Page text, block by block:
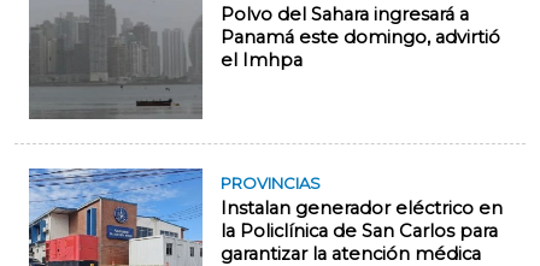
Polvo del Sahara ingresará a
Panamá este domingo, advirtió
el Imhpa
PROVINCIAS
Instalan generador eléctrico en
la Policlínica de San Carlos para
garantizar la atención médica